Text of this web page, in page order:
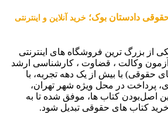
دادستان بوک؛ خرید آنلاین و اینترنتی
از بزرگ ترین فروشگاه های اینترنتی
وکالت ، قضاوت ، کارشناسی ارشد
حقوقی) با بیش از یک دهه تجربه، با
پرداخت در محل ویژه شهر تهران،
اصل‌بودن کتاب ها، موفق شده تا به
کتاب های حقوقی تبدیل شود.